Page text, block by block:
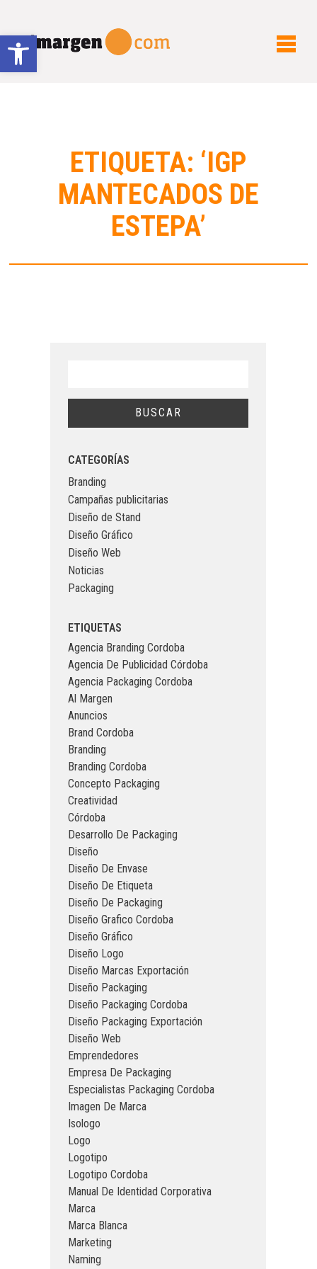
Abrir barra de herramientas
ETIQUETA: ‘IGP
MANTECADOS DE
ESTEPA’
CATEGORÍAS
Branding
Campañas publicitarias
Diseño de Stand
Diseño Gráfico
Diseño Web
Noticias
Packaging
ETIQUETAS
Agencia Branding Cordoba
Agencia De Publicidad Córdoba
Agencia Packaging Cordoba
Al Margen
Anuncios
Brand Cordoba
Branding
Branding Cordoba
Concepto Packaging
Creatividad
Córdoba
Desarrollo De Packaging
Diseño
Diseño De Envase
Diseño De Etiqueta
Diseño De Packaging
Diseño Grafico Cordoba
Diseño Gráfico
Diseño Logo
Diseño Marcas Exportación
Diseño Packaging
Diseño Packaging Cordoba
Diseño Packaging Exportación
Diseño Web
Emprendedores
Empresa De Packaging
Especialistas Packaging Cordoba
Imagen De Marca
Isologo
Logo
Logotipo
Logotipo Cordoba
Manual De Identidad Corporativa
Marca
Marca Blanca
Marketing
Naming